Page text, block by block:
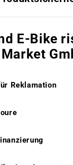
E-Bike
Reklamation